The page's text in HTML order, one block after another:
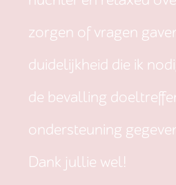
zorgen of vragen
duidelijkheid die ik
de bevalling
ondersteuning
Dank jullie wel!